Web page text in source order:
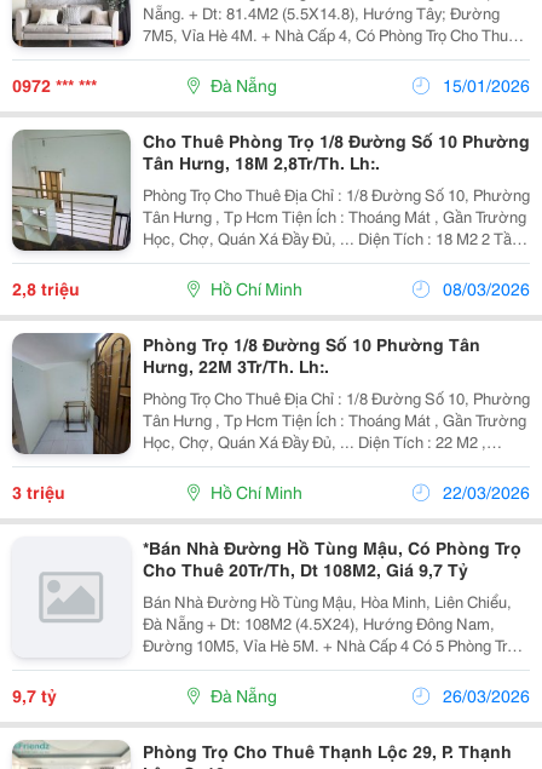
Nẵng. + Dt: 81.4M2 (5.5X14.8), Hướng Tây; Đường
7M5, Vỉa Hè 4M. + Nhà Cấp 4, Có Phòng Trọ Cho Thuê +
Khu Dân Cư Đông, Gần Nguyễn Hữu Thọ, Thích Hợp
Mua Xây Nhà Ở, Xây Căn Hộ Cho Thuê. Giá Bán:...
0972 *** *** Đà Nẵng 15/01/2026
Cho Thuê Phòng Trọ 1/8 Đường Số 10 Phường
Tân Hưng, 18M 2,8Tr/Th. Lh:.
Phòng Trọ Cho Thuê Địa Chỉ : 1/8 Đường Số 10, Phường
Tân Hưng , Tp Hcm Tiện Ích : Thoáng Mát , Gần Trường
Học, Chợ, Quán Xá Đầy Đủ, ... Diện Tích : 18 M2 2 Tầng
, 1 Phòng Ngủ , 1 Phòng Vệ Sinh, Riêng Tư Hoàn Toàn
Nội Thất : Gồm Hệ Thống Kệ...
2,8 triệu Hồ Chí Minh 08/03/2026
Phòng Trọ 1/8 Đường Số 10 Phường Tân
Hưng, 22M 3Tr/Th. Lh:.
Phòng Trọ Cho Thuê Địa Chỉ : 1/8 Đường Số 10, Phường
Tân Hưng , Tp Hcm Tiện Ích : Thoáng Mát , Gần Trường
Học, Chợ, Quán Xá Đầy Đủ, ... Diện Tích : 22 M2 ,
Phòng Trống , Riêng Tư Hoàn Toàn . Giá 3 Triệu/ Tháng .
Cọc 1 Tháng Điện Nước Giá Dân Liên Hệ...
3 triệu Hồ Chí Minh 22/03/2026
*Bán Nhà Đường Hồ Tùng Mậu, Có Phòng Trọ
Cho Thuê 20Tr/Th, Dt 108M2, Giá 9,7 Tỷ
Bán Nhà Đường Hồ Tùng Mậu, Hòa Minh, Liên Chiểu,
Đà Nẵng + Dt: 108M2 (4.5X24), Hướng Đông Nam,
Đường 10M5, Vỉa Hè 5M. + Nhà Cấp 4 Có 5 Phòng Trọ
Cho Thuê 20Tr/Tháng. + Trục Đường Thông Biển Cách
Biển 700M. Vị Trí Kinh Doanh Buôn Bán Sầm Uất,...
9,7 tỷ Đà Nẵng 26/03/2026
Phòng Trọ Cho Thuê Thạnh Lộc 29, P. Thạnh